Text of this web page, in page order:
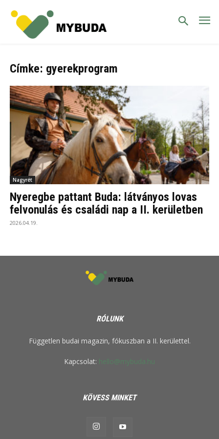
Címke: gyerekprogram
Nagyrét
Nyeregbe pattant Buda: látványos lovas
felvonulás és családi nap a II. kerületben
2026.04.19.
RÓLUNK
Független budai magazin, fókuszban a II. kerülettel.
Kapcsolat: hello@mybuda.hu
KÖVESS MINKET